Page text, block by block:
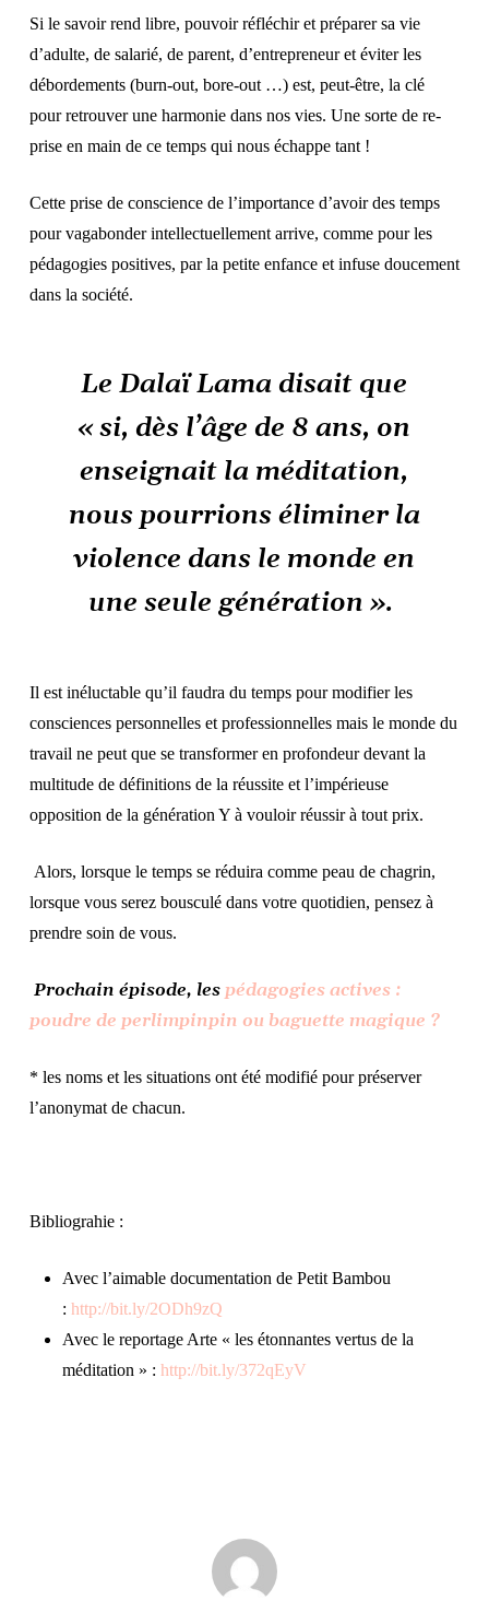
Si le savoir rend libre, pouvoir réfléchir et préparer sa vie
d’adulte, de salarié, de parent, d’entrepreneur et éviter les
débordements (burn-out, bore-out …) est, peut-être, la clé
pour retrouver une harmonie dans nos vies. Une sorte de re-
prise en main de ce temps qui nous échappe tant !
Cette prise de conscience de l’importance d’avoir des temps
pour vagabonder intellectuellement arrive, comme pour les
pédagogies positives, par la petite enfance et infuse doucement
dans la société.
Le Dalaï Lama disait que
« si, dès l’âge de 8 ans, on
enseignait la méditation,
nous pourrions éliminer la
violence dans le monde en
une seule génération ».
Il est inéluctable qu’il faudra du temps pour modifier les
consciences personnelles et professionnelles mais le monde du
travail ne peut que se transformer en profondeur devant la
multitude de définitions de la réussite et l’impérieuse
opposition de la génération Y à vouloir réussir à tout prix.
Alors, lorsque le temps se réduira comme peau de chagrin,
lorsque vous serez bousculé dans votre quotidien, pensez à
prendre soin de vous.
Prochain épisode, les pédagogies actives :
poudre de perlimpinpin ou baguette magique ?
* les noms et les situations ont été modifié pour préserver
l’anonymat de chacun.
Bibliograhie :
Avec l’aimable documentation de Petit Bambou
: http://bit.ly/2ODh9zQ
Avec le reportage Arte « les étonnantes vertus de la
méditation » : http://bit.ly/372qEyV